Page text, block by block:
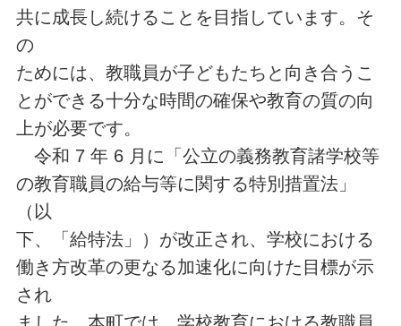
共に成長し続けることを目指しています。そ
の
ためには、教職員が子どもたちと向き合うこ
とができる十分な時間の確保や教育の質の向
上が必要です。
令和 7 年 6 月に「公立の義務教育諸学校等
の教育職員の給与等に関する特別措置法」
（以
下、「給特法」）が改正され、学校における
働き方改革の更なる加速化に向けた目標が示
され